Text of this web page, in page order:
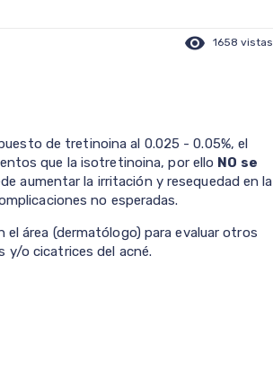
visibility 1658 vistas
de tretinoina al 0.025 - 0.05%, el
que la isotretinoina, por ello NO se
aumentar la irritación y resequedad en la
no esperadas.
área (dermatólogo) para evaluar otros
o cicatrices del acné.